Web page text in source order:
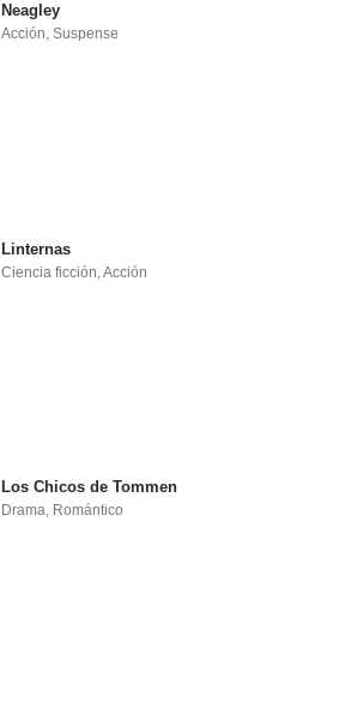
Neagley
Acción,Suspense
Linternas
Ciencia ficción ,Acción
Los Chicos de Tommen
Drama, Romántico